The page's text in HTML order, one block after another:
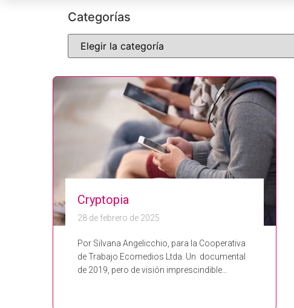
Categorías
Cryptopia
28 de febrero de 2025
Por Silvana Angelicchio, para la Cooperativa
de Trabajo Ecomedios Ltda. Un documental
de 2019, pero de visión imprescindible…